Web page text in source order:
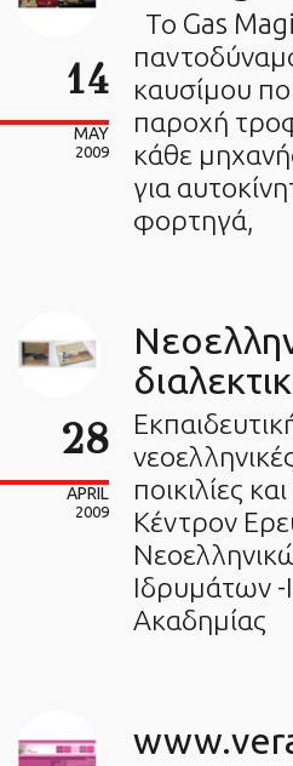
14
MAY
2009
Το Gas
καυσίμου
παροχή
κάθε
για
φορτηγά,
28
APRIL
2009
ποικιλίες
Κέντρον
Ιδρυμάτων -
Ακαδημίας